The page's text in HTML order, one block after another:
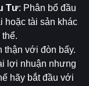
Tư: Phân bổ đầu
hoặc tài sản khác
thận với đòn bẩy.
lợi nhuận nhưng
hãy bắt đầu với